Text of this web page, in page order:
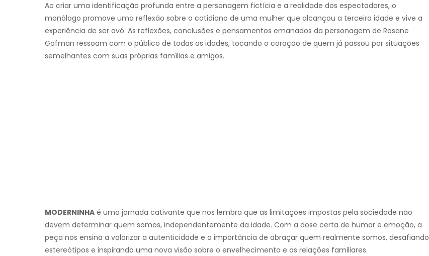
Ao criar uma identificação profunda entre a personagem fictícia e a realidade dos espectadores, o
monólogo promove uma reflexão sobre o cotidiano de uma mulher que alcançou a terceira idade e vive a
experiência de ser avó. As reflexões, conclusões e pensamentos emanados da personagem de Rosane
Gofman ressoam com o público de todas as idades, tocando o coração de quem já passou por situações
semelhantes com suas próprias famílias e amigos.
MODERNINHA é uma jornada cativante que nos lembra que as limitações impostas pela sociedade não
devem determinar quem somos, independentemente da idade. Com a dose certa de humor e emoção, a
peça nos ensina a valorizar a autenticidade e a importância de abraçar quem realmente somos, desafiando
estereótipos e inspirando uma nova visão sobre o envelhecimento e as relações familiares.